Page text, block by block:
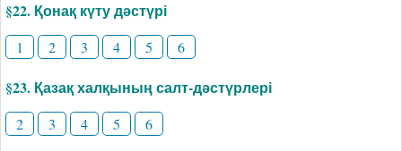
§22. Қонақ күту дәстүрі
1 2 3 4 5 6
§23. Қазақ халқының салт-дәстүрлері
2 3 4 5 6